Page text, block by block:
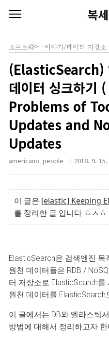
복
소프트웨어-이야기/데이터 저장소
(ElasticSearch)
데이터 싱크하기
Problems of
Updates and
Updates
americano_people 2018. 9.
이 글은 [elastic] Keeping
를 정리한 글 입니다 ㅎㅅㅎ
ElasticSearch은 검색엔진 목
원천 데이터들은 RDB /
터 저장소로 ElasticSearch를
원천 데이터를
이 글에서는 DB와 엘라스틱
방법에 대해서 정리하고자 한